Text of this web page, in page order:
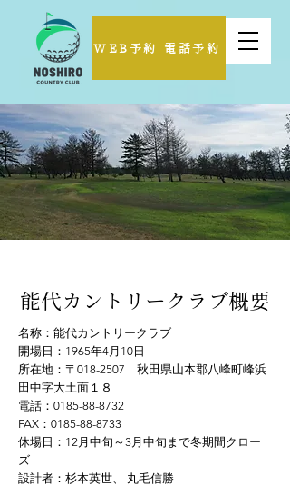
WEB予約 電話予約
能代カントリークラブ概要
名称：能代カントリークラブ
開場日：1965年4月10日
所在地：〒018-2507 秋田県山本郡八峰町峰浜
田中字大土面１８
電話：0185-88-8732
FAX：0185-88-8733
休場日：12月中旬～3月中旬まで冬期間クロー
ズ
設計者：杉本英世、 丸毛信勝